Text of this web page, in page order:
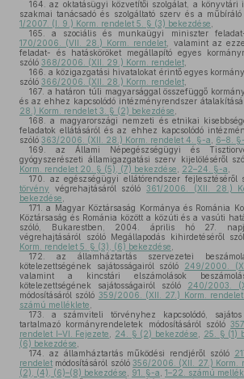
164.
az oktatásügyi közvetítői szolgálat, a könyvtári
szakmai tanácsadó és szolgáltató szerv és a
1/2007. (I. 9.) Korm. rendelet 5. § (3) bekezdése
165.
a szociális és munkaügyi miniszter
170/2006. (VII. 28.) Korm. rendelet , valamint az
feladat- és hatásköröket megállapító egyes
szóló 368/2006. (XII. 29.) Korm. rendelet
166. a közigazgatási hivatalokat érintő egyes
szóló 366/2006. (XII. 28.) Korm. rendelet
167. a határon túli magyarsággal összefüggő
és az ehhez kapcsolódó intézményrendszer
28.) Korm. rendelet 3. § (2) bekezdése
168.
a magyarországi nemzeti és etnikai
feladatok ellátásáról és az ehhez kapcsolódó
szóló 363/2006. (XII. 28.) Korm. rendelet 4. §-a 6–8.
169.
az Állami Népegészségügyi és
gyógyszerészeti államigazgatási szerv kijelöléséről
Korm. rendelet 20. § (5), (7) bekezdése
22–24. §-a
170.
az egészségügyi ellátórendszer fejlesztéséről
törvény végrehajtásáról szóló361/2006. (XII. 28.)
bekezdése
171.
a Magyar Köztársaság Kormánya és Románia
Köztársaság és Románia között a közúti és a vasúti
szóló, Bukarestben, 2004. április hó 27.
végrehajtásáról szóló Megállapodás kihirdetéséről
Korm. rendelet 5. § (3), (6) bekezdése
172.
az államháztartás szervezetei
kötelezettségének sajátosságairól szóló 249/2000.
valamint a kincstári elszámolások
kötelezettségének sajátosságairól szóló 240/2003.
módosításáról szóló 359/2006. (XII. 27.) Korm.
számú melléklete
173.
a számviteli törvényhez kapcsolódó,
tartalmazó kormányrendeletek módosításáról szóló
rendelet I–VI. Fejezete
24. § (2) bekezdése 25. § (1)
(6) bekezdése
174.
az államháztartás működési rendjéről szóló
rendelet módosításáról szóló356/2006. (XII. 27.) Korm.
(2), (4), (6)–(8) bekezdése
91. §-a 1–22. számú